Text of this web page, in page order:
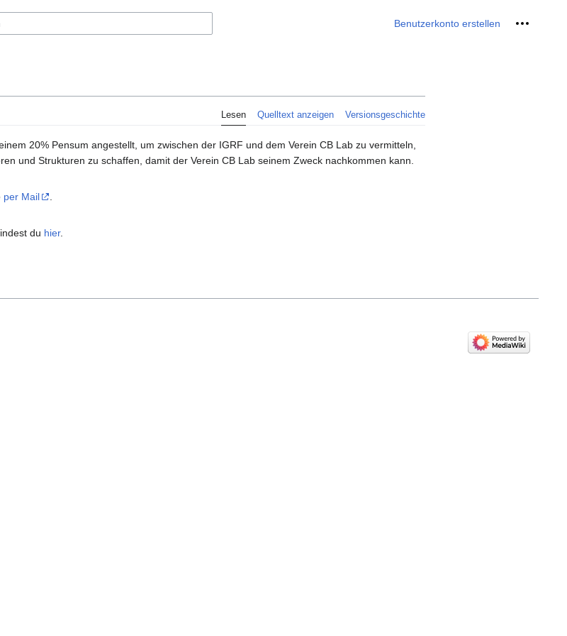
Benutzerkonto erstellen Meine
Lesen Quelltext anzeigen Versionsgeschichte
20% Pensum angestellt, um zwischen der IGRF und dem Verein CB Lab zu vermitteln,
und Strukturen zu schaffen, damit der Verein CB Lab seinem Zweck nachkommen kann.
per Mail
du hier.